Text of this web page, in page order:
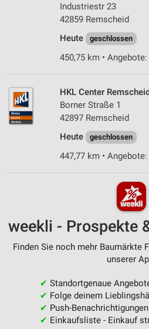
Industriestr 23
42859 Remscheid
Heute
geschlossen
450,75 km •
HKL Center
Borner Straße 1
42897 Remscheid
Heute
geschlossen
447,77 km •
weekli - Prospekte
Finden Sie noch mehr Baumärkte
unserer
✔ Standortgenaue
✔ Folge deinem
✔ Push-
✔ Einkaufsliste - Einkauf